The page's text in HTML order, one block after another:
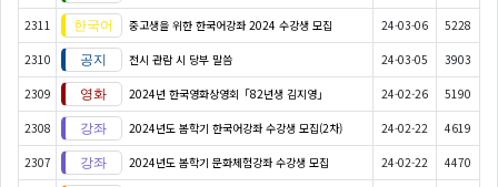
2311 중고생을 위한 한국어강좌 2024 수강생 모집 24-03-06 5228
2310 전시 관람 시 당부 말씀 24-03-05 3903
2309 2024년 한국영화상영회「82년생 김지영」 24-02-26 5190
2308 2024년도 봄학기 한국어강좌 수강생 모집(2차) 24-02-22 4619
2307 2024년도 봄학기 문화체험강좌 수강생 모집 24-02-22 4470